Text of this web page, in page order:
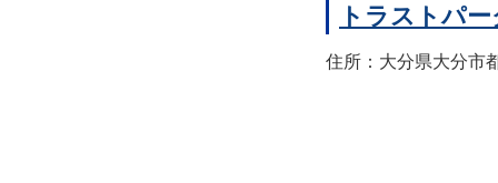
トラストパ
住所：大分県大分市